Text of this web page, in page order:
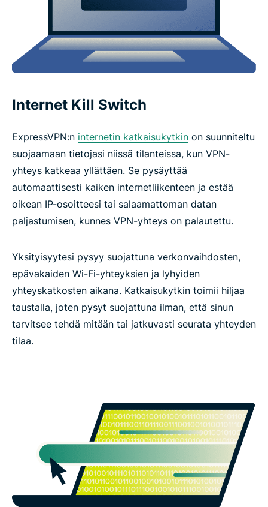
Internet Kill Switch
ExpressVPN:n internetin katkaisukytkin on suunniteltu
suojaamaan tietojasi niissä tilanteissa, kun VPN-
yhteys katkeaa yllättäen. Se pysäyttää
automaattisesti kaiken internetliikenteen ja estää
oikean IP-osoitteesi tai salaamattoman datan
paljastumisen, kunnes VPN-yhteys on palautettu.
Yksityisyytesi pysyy suojattuna verkonvaihdosten,
epävakaiden Wi-Fi-yhteyksien ja lyhyiden
yhteyskatkosten aikana. Katkaisukytkin toimii hiljaa
taustalla, joten pysyt suojattuna ilman, että sinun
tarvitsee tehdä mitään tai jatkuvasti seurata yhteyden
tilaa.